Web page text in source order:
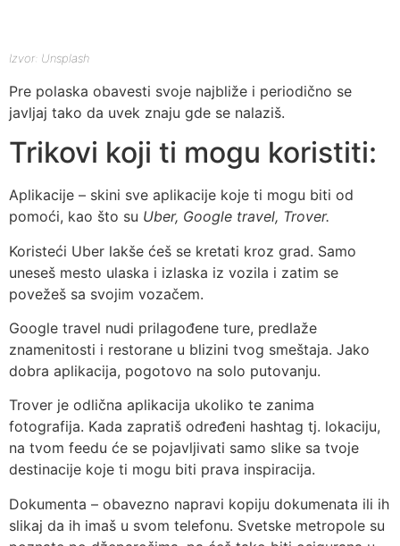
Izvor: Unsplash
Pre polaska obavesti svoje najbliže i periodično se
javljaj tako da uvek znaju gde se nalaziš.
Trikovi koji ti mogu koristiti:
Aplikacije – skini sve aplikacije koje ti mogu biti od
pomoći, kao što su Uber, Google travel, Trover.
Koristeći Uber lakše ćeš se kretati kroz grad. Samo
uneseš mesto ulaska i izlaska iz vozila i zatim se
povežeš sa svojim vozačem.
Google travel nudi prilagođene ture, predlaže
znamenitosti i restorane u blizini tvog smeštaja. Jako
dobra aplikacija, pogotovo na solo putovanju.
Trover je odlična aplikacija ukoliko te zanima
fotografija. Kada zapratiš određeni hashtag tj. lokaciju,
na tvom feedu će se pojavljivati samo slike sa tvoje
destinacije koje ti mogu biti prava inspiracija.
Dokumenta – obavezno napravi kopiju dokumenata ili ih
slikaj da ih imaš u svom telefonu. Svetske metropole su